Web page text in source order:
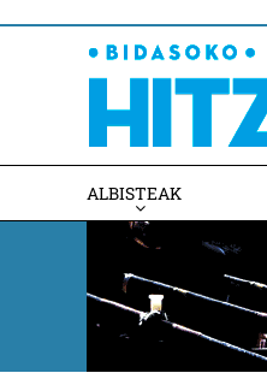
ALBISTEAK